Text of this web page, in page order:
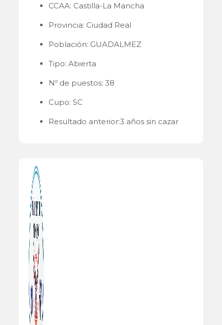
CCAA: Castilla-La Mancha
Provincia: Ciudad Real
Población: GUADALMEZ
Tipo: Abierta
Nº de puestos: 38
Cupo: SC
Resultado anterior:3 años sin cazar